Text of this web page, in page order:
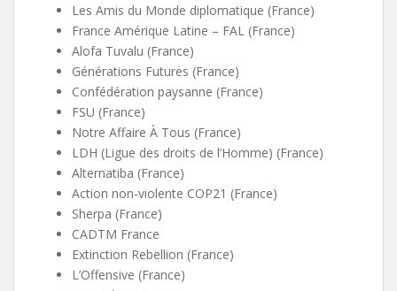
Les Amis du Monde diplomatique (France)
France Amérique Latine – FAL (France)
Alofa Tuvalu (France)
Générations Futures (France)
Confédération paysanne (France)
FSU (France)
Notre Affaire À Tous (France)
LDH (Ligue des droits de l’Homme) (France)
Alternatiba (France)
Action non-violente COP21 (France)
Sherpa (France)
CADTM France
Extinction Rebellion (France)
L’Offensive (France)